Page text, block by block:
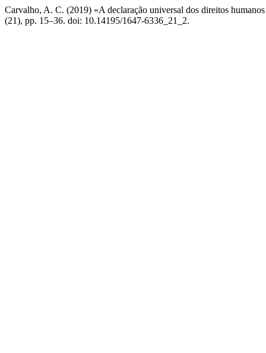
Carvalho, A. C. (2019) «A declaração universal dos direitos
(21), pp. 15–36. doi: 10.14195/1647-6336_21_2.